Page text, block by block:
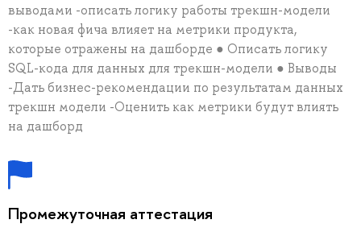
выводами -описать логику работы трекшн-модели
-как новая фича влияет на метрики продукта,
которые отражены на дашборде ● Описать логику
SQL-кода для данных для трекшн-модели ● Выводы
-Дать бизнес-рекомендации по результатам данных
трекшн модели -Оценить как метрики будут влиять
на дашборд
Промежуточная аттестация